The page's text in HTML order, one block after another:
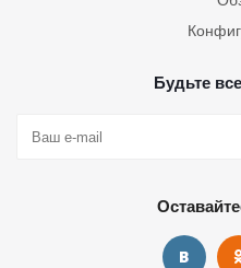
Будьте